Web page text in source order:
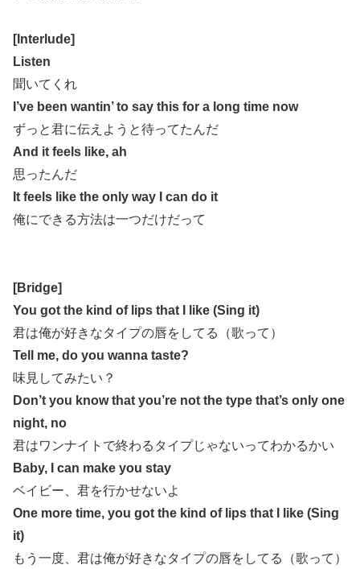
[Interlude]
Listen
聞いてくれ
I’ve been wantin’ to say this for a long time now
ずっと君に伝えようと待ってたんだ
And it feels like, ah
思ったんだ
It feels like the only way I can do it
俺にできる方法は一つだけだって
[Bridge]
You got the kind of lips that I like (Sing it)
君は俺が好きなタイプの唇をしてる（歌って）
Tell me, do you wanna taste?
味見してみたい？
Don’t you know that you’re not the type that’s only one
night, no
君はワンナイトで終わるタイプじゃないってわかるかい
Baby, I can make you stay
ベイビー、君を行かせないよ
One more time, you got the kind of lips that I like (Sing
it)
もう一度、君は俺が好きなタイプの唇をしてる（歌って）